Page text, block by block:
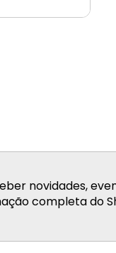
novidades,
completa do